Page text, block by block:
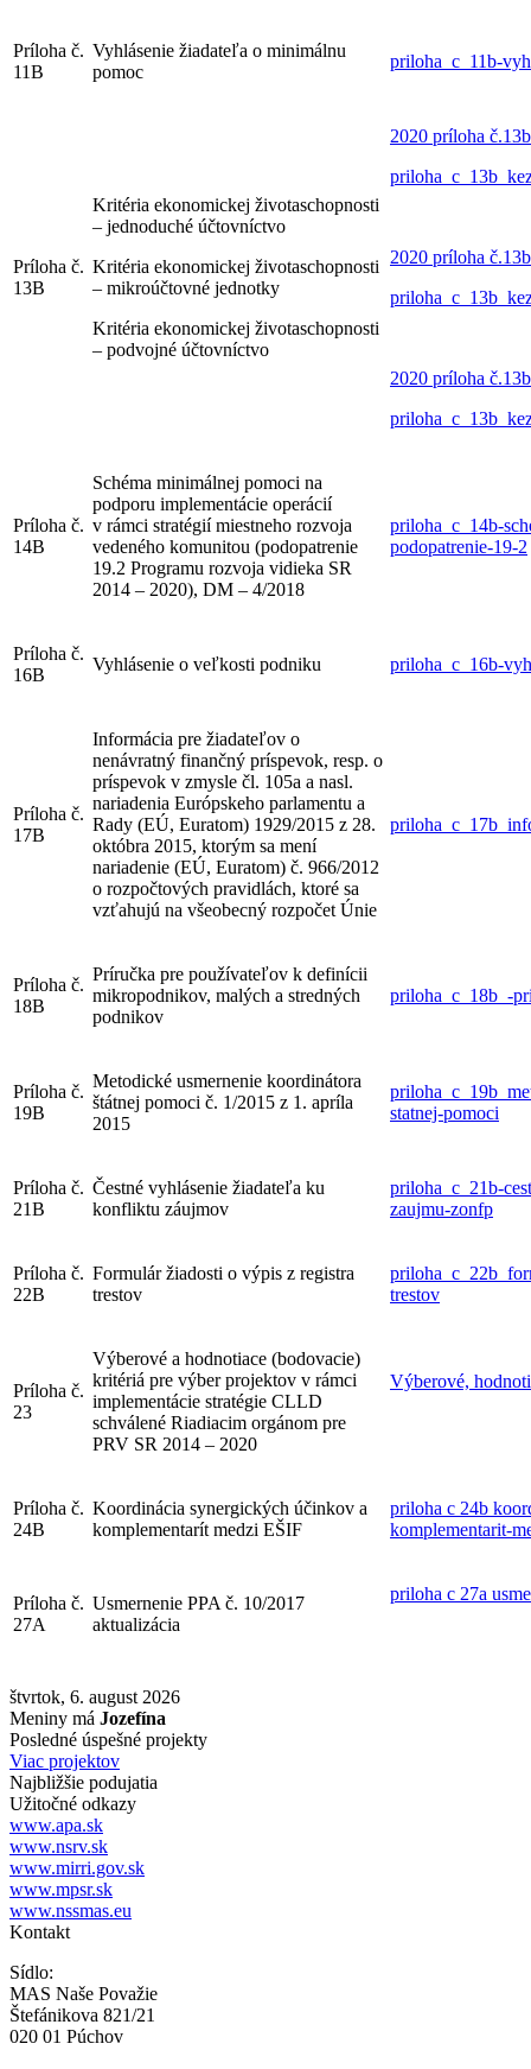
Príloha č.
11B
Vyhlásenie žiadateľa o minimálnu
pomoc
priloha_c_11b-
Príloha č.
13B
Kritéria ekonomickej životaschopnosti
– jednoduché účtovníctvo
Kritéria ekonomickej životaschopnosti
– mikroúčtovné jednotky
Kritéria ekonomickej životaschopnosti
– podvojné účtovníctvo
2020 príloha
2020 príloha
2020 príloha
Príloha č.
14B
Schéma minimálnej pomoci na
podporu implementácie operácií
v rámci stratégií miestneho rozvoja
vedeného komunitou (podopatrenie
19.2 Programu rozvoja vidieka SR
2014 – 2020), DM – 4/2018
priloha_c_14b-
podopatrenie-19-2
Príloha č.
16B
Vyhlásenie o veľkosti podniku priloha_c_16b-
Príloha č.
17B
Informácia pre žiadateľov o
nenávratný finančný príspevok, resp. o
príspevok v zmysle čl. 105a a nasl.
nariadenia Európskeho parlamentu a
Rady (EÚ, Euratom) 1929/2015 z 28.
októbra 2015, ktorým sa mení
nariadenie (EÚ, Euratom) č. 966/2012
o rozpočtových pravidlách, ktoré sa
vzťahujú na všeobecný rozpočet Únie
Príloha č.
18B
Príručka pre používateľov k definícii
mikropodnikov, malých a stredných
podnikov
priloha_c_18b_-
Príloha č.
19B
Metodické usmernenie koordinátora
štátnej pomoci č. 1/2015 z 1. apríla
2015
statnej-pomoci
Príloha č.
21B
Čestné vyhlásenie žiadateľa ku
konfliktu záujmov
priloha_c_21b-
zaujmu-zonfp
Príloha č.
22B
Formulár žiadosti o výpis z registra
trestov
trestov
Príloha č.
23
Výberové a hodnotiace (bodovacie)
kritériá pre výber projektov v rámci
implementácie stratégie CLLD
schválené Riadiacim orgánom pre
PRV SR 2014 – 2020
Výberové,
Príloha č.
24B
Koordinácia synergických účinkov a
komplementarít medzi EŠIF
priloha c 24b
komplementarit-
Príloha č.
27A
Usmernenie PPA č. 10/2017
aktualizácia
priloha c 27a
štvrtok, 6. august 2026
Meniny má Jozefína
Posledné úspešné projekty
Viac projektov
Najbližšie podujatia
Užitočné odkazy
www.apa.sk
www.nsrv.sk
www.mirri.gov.sk
www.mpsr.sk
www.nssmas.eu
Kontakt
Sídlo:
MAS Naše Považie
Štefánikova 821/21
020 01 Púchov